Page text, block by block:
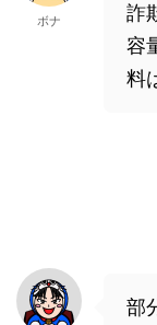
ボナ
詐
容
料
部